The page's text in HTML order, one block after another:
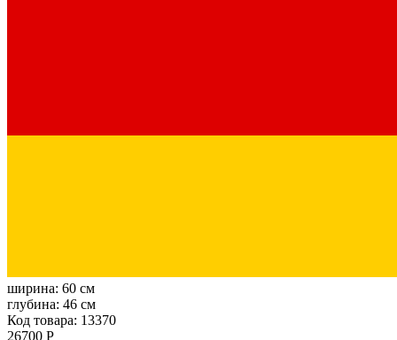
ширина: 60 см
глубина: 46 см
Код товара: 13370
26700 Р